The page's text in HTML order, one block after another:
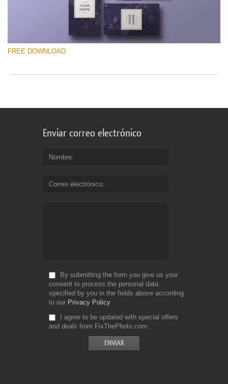
FREE DOWNLOAD
Enviar correo electrónico
Nombre
Correo electrónico
By submitting the form you give us your
consent to process the personal data
specified by you in the fields above according
to our Privacy Policy
I agree to be updated with special offers
and deals from FixThePhoto.com